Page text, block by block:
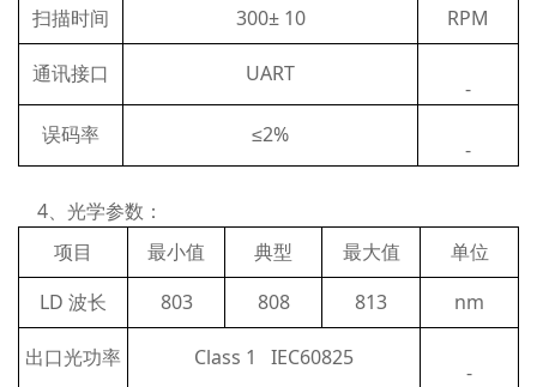
扫描时间
300± 10 RPM
通讯接口 UART
-
误码率
≤2%
-
4、光学参数：
项目
最小值 典型 最大值
单位
LD 波长
803 808 813 nm
出口光功率 Class 1 IEC60825
-